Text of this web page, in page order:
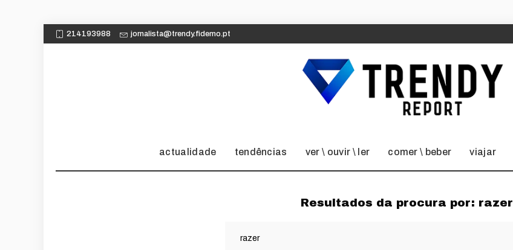
214193988 jornalista@trendy.fidemo.pt
actualidade tendências ver \ ouvir \ ler comer \ beber viajar
Resultados da procura por: razer